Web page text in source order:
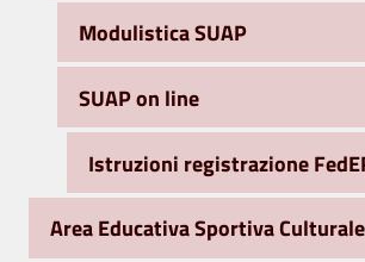
Modulistica SUAP
SUAP on line
Istruzioni registrazione
Area Educativa Sportiva Culturale